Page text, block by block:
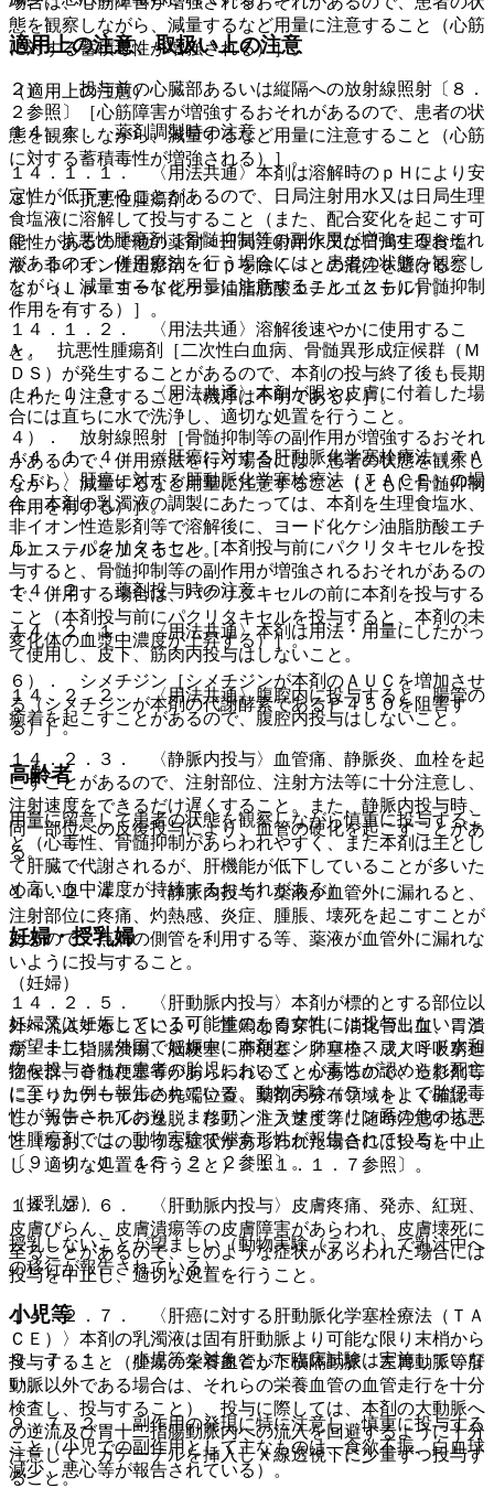
適用上の注意、取扱い上の注意
（適用上の注意）
１４．１． 薬剤調製時の注意
１４．１．１． 〈用法共通〉本剤は溶解時のｐＨにより安
定性が低下することがあるので、日局注射用水又は日局生理
食塩液に溶解して投与すること（また、配合変化を起こす可
能性があるので他の薬剤＜日局注射用水又は日局生理食塩
液・非イオン性造影剤・Ｌｐを除く＞との混注を避けるこ
と）（Ｌｐ：ヨード化ケシ油脂肪酸エチルエステル）。
１４．１．２． 〈用法共通〉溶解後速やかに使用するこ
と。
１４．１．３． 〈用法共通〉本剤が眼や皮膚に付着した場
合には直ちに水で洗浄し、適切な処置を行うこと。
１４．１．４． 〈肝癌に対する肝動脈化学塞栓療法（ＴＡ
ＣＥ）〉肝癌に対する肝動脈化学塞栓療法（ＴＡＣＥ）の場
合、本剤の乳濁液の調製にあたっては、本剤を生理食塩水、
非イオン性造影剤等で溶解後に、ヨード化ケシ油脂肪酸エチ
ルエステルを加えること。
１４．２． 薬剤投与時の注意
１４．２．１． 〈用法共通〉本剤は用法・用量にしたがっ
て使用し、皮下、筋肉内投与はしないこと。
１４．２．２． 〈用法共通〉腹腔内に投与すると、腸管の
癒着を起こすことがあるので、腹腔内投与はしないこと。
１４．２．３． 〈静脈内投与〉血管痛、静脈炎、血栓を起
こすことがあるので、注射部位、注射方法等に十分注意し、
注射速度をできるだけ遅くすること。また、静脈内投与時、
同一部位への反復投与により、血管の硬化を起こすことがあ
る。
１４．２．４． 〈静脈内投与〉薬液が血管外に漏れると、
注射部位に疼痛、灼熱感、炎症、腫脹、壊死を起こすことが
あるので、点滴の側管を利用する等、薬液が血管外に漏れな
いように投与すること。
１４．２．５． 〈肝動脈内投与〉本剤が標的とする部位以
外へ流入することにより、重篤な胃穿孔、消化管出血、胃潰
瘍・十二指腸潰瘍、脳梗塞、肺梗塞、肺塞栓、成人呼吸窮迫
症候群、脊髄梗塞等があらわれることがあるので、造影剤等
によりカテーテルの先端位置、薬剤の分布領域をよく確認
し、カテーテルの逸脱・移動、注入速度等に随時注意するこ
と（なお、このような症状があらわれた場合には投与を中止
し、適切な処置を行うこと）〔１１．１．７参照〕。
１４．２．６． 〈肝動脈内投与〉皮膚疼痛、発赤、紅斑、
皮膚びらん、皮膚潰瘍等の皮膚障害があらわれ、皮膚壊死に
至ることがあるので、このような症状があらわれた場合には
投与を中止し、適切な処置を行うこと。
１４．２．７． 〈肝癌に対する肝動脈化学塞栓療法（ＴＡ
ＣＥ）〉本剤の乳濁液は固有肝動脈より可能な限り末梢から
投与すること（腫瘍の栄養血管が下横隔動脈、左胃動脈等肝
動脈以外である場合は、それらの栄養血管の血管走行を十分
検査し、投与すること）、投与に際しては、本剤の大動脈へ
の逆流及び胃十二指腸動脈内への流入を回避するように十分
注意して、カテーテルを挿入しＸ線透視下に少量ずつ投与す
ること。
態を観察しながら、減量するなど用量に注意すること（心筋
に対する蓄積毒性が増強される）］。
２）． 投与前の心臓部あるいは縦隔への放射線照射〔８．
２参照〕［心筋障害が増強するおそれがあるので、患者の状
態を観察しながら、減量するなど用量に注意すること（心筋
に対する蓄積毒性が増強される）］。
３）． 抗悪性腫瘍剤：
@． 抗悪性腫瘍剤［骨髄抑制等の副作用が増強するおそれ
があるので、併用療法を行う場合には、患者の状態を観察し
ながら、減量するなど用量に注意すること（ともに骨髄抑制
作用を有する）］。
A． 抗悪性腫瘍剤［二次性白血病、骨髄異形成症候群（Ｍ
ＤＳ）が発生することがあるので、本剤の投与終了後も長期
にわたり注意すること（機序は不明である）］。
４）． 放射線照射［骨髄抑制等の副作用が増強するおそれ
があるので、併用療法を行う場合には、患者の状態を観察し
ながら、減量するなど用量に注意すること（ともに骨髄抑制
作用を有する）］。
５）． パクリタキセル［本剤投与前にパクリタキセルを投
与すると、骨髄抑制等の副作用が増強されるおそれがあるの
で、併用する場合は、パクリタキセルの前に本剤を投与する
こと（本剤投与前にパクリタキセルを投与すると、本剤の未
変化体の血漿中濃度が上昇する）］。
６）． シメチジン［シメチジンが本剤のＡＵＣを増加させ
る（シメチジンが本剤の代謝酵素であるＰ４５０を阻害す
る）］。
高齢者
用量に留意して患者の状態を観察しながら慎重に投与するこ
と（心毒性、骨髄抑制があらわれやすく、また本剤は主とし
て肝臓で代謝されるが、肝機能が低下していることが多いた
め高い血中濃度が持続するおそれがある）。
妊婦・授乳婦
（妊婦）
妊婦又は妊娠している可能性のある女性には投与しないこと
が望ましい（外国で妊娠中に本剤とシクロホスファミド水和
物を投与された患者の胎児において、心毒性が認められ死亡
に至った例も報告されている。動物実験（ラット）で胎仔毒
性が報告されており、またアントラサイクリン系の他の抗悪
性腫瘍剤では、動物実験で催奇形性が報告されている）
〔９．４．１、１５．２．２参照〕。
（授乳婦）
授乳しないことが望ましい（動物実験（ラット）で乳汁中へ
の移行が報告されている）。
小児等
９．７．１． 小児等を対象とした臨床試験は実施していな
い。
９．７．２． 副作用の発現に特に注意し、慎重に投与する
こと（小児での副作用として主なものは、食欲不振、白血球
減少、悪心等が報告されている）。